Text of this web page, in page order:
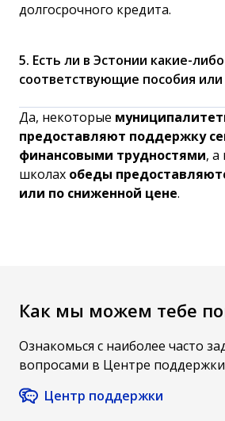
долгосрочного кредита.
5. Есть ли в Эстонии какие-либо
соответствующие пособия
Да, некоторые
предоставляют поддержку
финансовыми трудностями, а
школах обеды
или по сниженной цене.
Как мы можем тебе
Ознакомься с наиболее часто
вопросами в Центре
Центр поддержки